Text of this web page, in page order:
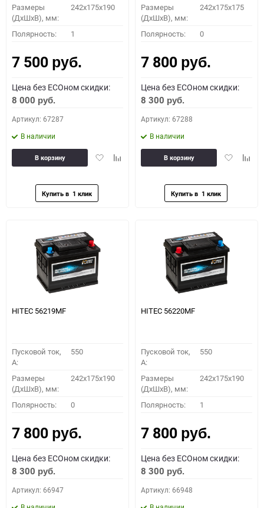
Размеры
(ДхШхВ), мм:
242x175x190
Полярность: 1
7 500 руб.
Цена без ECOном скидки:
8 000 руб.
Артикул: 67287
В наличии
ДобавитьДобавить
В корзину
Размеры
(ДхШхВ), мм:
242x175x175
Полярность: 0
7 800 руб.
Цена без ECOном скидки:
8 300 руб.
Артикул: 67288
В наличии
Добавить
В корзину
HITEC 56219MF
Пусковой ток,
A:
550
Размеры
(ДхШхВ), мм:
242x175x190
Полярность: 0
7 800 руб.
Цена без ECOном скидки:
8 300 руб.
Артикул: 66947
HITEC 56220MF
Пусковой ток,
A:
550
Размеры
(ДхШхВ), мм:
242x175x190
Полярность: 1
7 800 руб.
Цена без ECOном скидки:
8 300 руб.
Артикул: 66948